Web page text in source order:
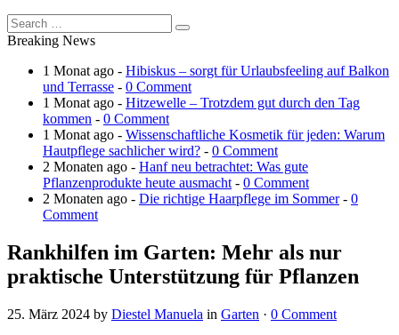
Breaking News
1 Monat ago - Hibiskus – sorgt für Urlaubsfeeling auf Balkon
und Terrasse - 0 Comment
1 Monat ago - Hitzewelle – Trotzdem gut durch den Tag
kommen - 0 Comment
1 Monat ago - Wissenschaftliche Kosmetik für jeden: Warum
Hautpflege sachlicher wird? - 0 Comment
2 Monaten ago - Hanf neu betrachtet: Was gute
Pflanzenprodukte heute ausmacht - 0 Comment
2 Monaten ago - Die richtige Haarpflege im Sommer- 0
Comment
Rankhilfen im Garten: Mehr als nur
praktische Unterstützung für Pflanzen
25. März 2024 by Diestel Manuela in Garten · 0 Comment